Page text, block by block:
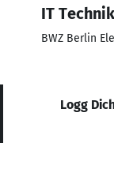
IT
BWZ Berlin
Logg